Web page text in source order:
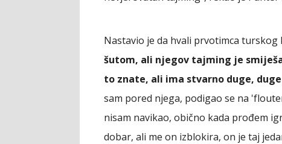
Nastavio je da hvali prvotimca turskog
šutom, ali njegov tajming je
to znate, ali ima stvarno duge,
sam pored njega, podigao se na
nisam navikao, obično kada prođem
dobar, ali me on izblokira, on je taj